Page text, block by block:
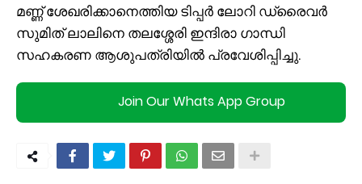
മണ്ണ് ശേഖരിക്കാനെത്തിയ ടിപ്പർ ലോറി ഡ്രൈവർ
സുമിത് ലാലിനെ തലശ്ശേരി ഇന്ദിരാ ഗാന്ധി
സഹകരണ ആശുപത്രിയിൽ പ്രവേശിപ്പിച്ചു.
Join Our Whats App Group